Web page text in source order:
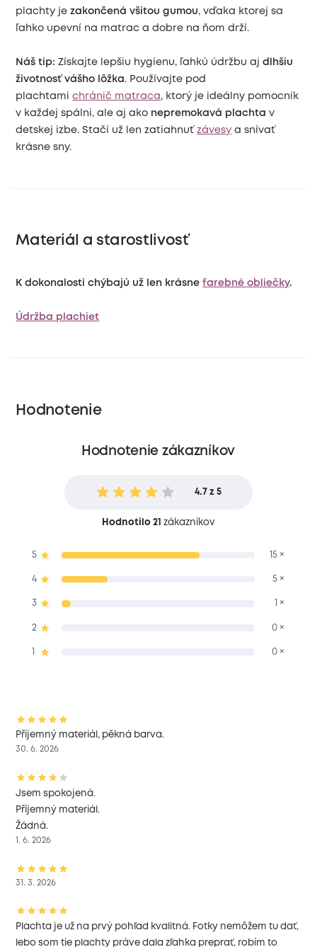
plachty jezakončená všitou gumou, vďaka ktorej sa
ľahko upevní na matrac a dobre na ňom drží.
Náš tip: Získajte lepšiu hygienu, ľahkú údržbu ajdlhšiu
životnosť vášho lôžka. Používajte pod
plachtamichránič matraca, ktorý je ideálny pomocník
v každej spálni, ale aj ako nepremokavá plachta v
detskej izbe. Stačí už len zatiahnuťzávesy a snívať
krásne sny.
Materiál a starostlivosť
K dokonalosti chýbajú už len krásnefarebné obliečky.
Údržba plachiet
Hodnotenie
Hodnotenie zákazníkov
4.7 z 5
Hodnotilo 21 zákazníkov
5 15 ×
4 5 ×
3 1 ×
2 0 ×
0 ×
Příjemný materiál, pěkná barva.
30. 6. 2026
Jsem spokojená.
Příjemný materiál.
Žádná.
1. 6. 2026
31. 3. 2026
Plachta je už na prvý pohľad kvalitná. Fotky nemôžem tu dať,
lebo som tie plachty práve dala zľahka preprať, robím to